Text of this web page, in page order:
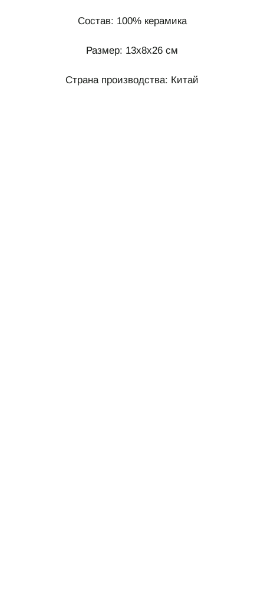
Состав: 100% керамика
Размер: 13x8x26 см
Страна производства: Китай